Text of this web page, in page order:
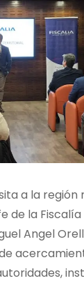
a la región
de la Fiscalía
Angel